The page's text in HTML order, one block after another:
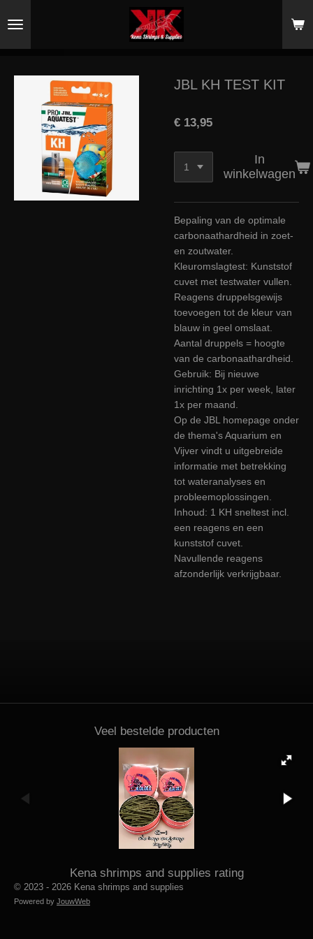
direct
hoofdinhoud
JBL KH TEST KIT
€ 13,95
In
winkelwagen
Bepaling van de optimale
carbonaathardheid in zoet-
en zoutwater.
Kleuromslagtest: Kunststof
cuvet met testwater vullen.
Reagens druppelsgewijs
toevoegen tot de kleur van
blauw in geel omslaat.
Aantal druppels = hoogte
van de carbonaathardheid.
Gebruik: Bij nieuwe
inrichting 1x per week, later
1x per maand.
Op de JBL homepage onder
de thema's Aquarium en
Vijver vindt u uitgebreide
informatie met betrekking
tot wateranalyses en
probleemoplossingen.
Inhoud: 1 KH sneltest incl.
een reagens en een
kunststof cuvet.
Navullende reagens
afzonderlijk verkrijgbaar.
Veel bestelde producten
Kena shrimps and supplies rating
© 2023 - 2026 Kena shrimps and supplies
Powered by JouwWeb